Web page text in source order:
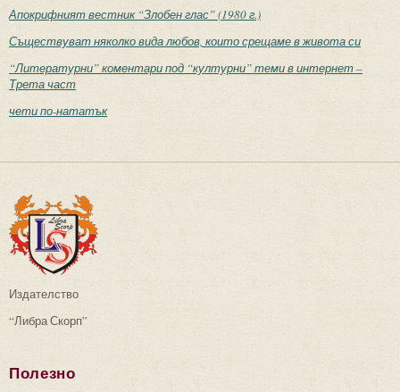
Апокрифният вестник “Злобен глас” (1980 г.)
Съществуват няколко вида любов, които срещаме в живота си
“Литературни” коментари под “културни” теми в интернет –
Трета част
чети по-нататък
Издателство
“Либра Скорп”
Полезно